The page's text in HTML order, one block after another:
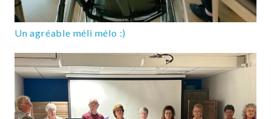
Un agréable méli mélo :)